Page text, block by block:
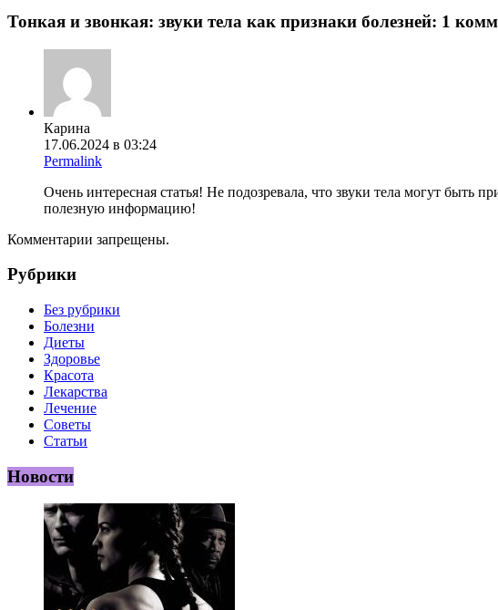
Тонкая и звонкая: звуки тела как признаки болезней: 1
Карина
17.06.2024 в 03:24
Permalink
Очень интересная статья! Не подозревала, что звуки тела могут быть
полезную информацию!
Комментарии запрещены.
Рубрики
Без рубрики
Болезни
Диеты
Здоровье
Красота
Лекарства
Лечение
Советы
Статьи
Новости